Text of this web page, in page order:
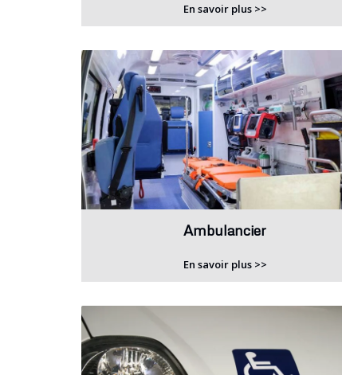
En savoir plus >>
Ambulancier
En savoir plus >>